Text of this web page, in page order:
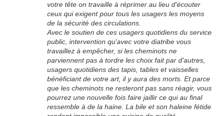
votre tête on travaille à réprimer au lieu d'écouter
ceux qui exigent pour tous les usagers les moyens
de la sécurité des circulations.
Avec le soutien de ces usagers quotidiens du service
public, intervention qu'avec votre diatribe vous
travaillez à empêcher, si les cheminots ne
parviennent pas à tordre les choix fait par d'autres,
usagers quotidiens des tapis, tables et vaisselles
bénéficiant de votre art, il y aura des morts. Et parce
que les cheminots ne resteront pas sans réagir, vous
pourrez une nouvelle fois faire jaillir ce qui au final
ressemble à de la haine. La bile et son haleine fétide